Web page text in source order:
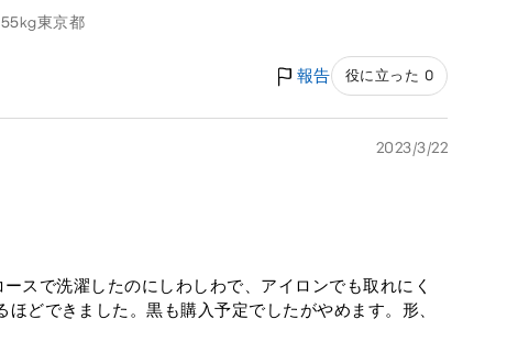
東京都
報告 役に立った 0
2023/3/22
スで洗濯したのにしわしわで、アイロンでも取れにく
どできました。黒も購入予定でしたがやめます。形、